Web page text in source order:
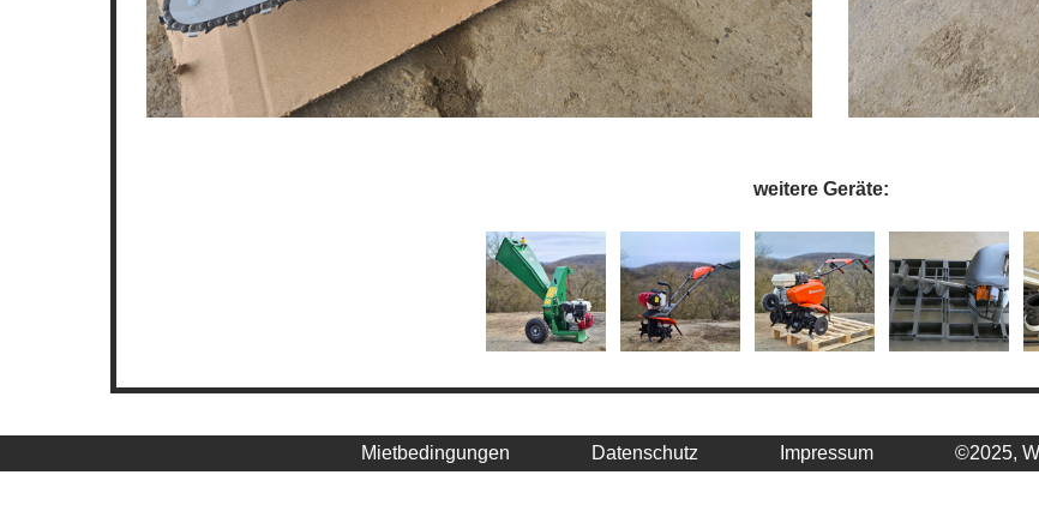
weitere Geräte:
Mietbedingungen Datenschutz Impressum ©2025,